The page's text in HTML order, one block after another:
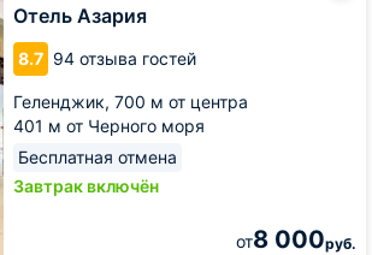
Отель Азария
8.7 94 отзыва гостей
Геленджик, 700 м от центра
401 м от Черного моря
Бесплатная отмена
Завтрак включён
от8 000руб.